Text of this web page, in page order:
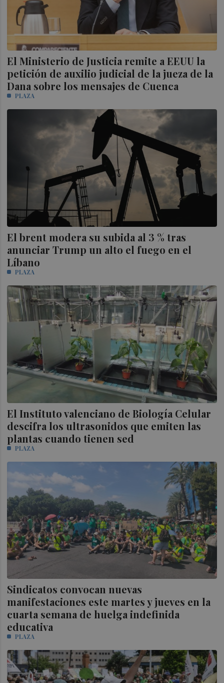
El Ministerio de Justicia remite a EEUU la
petición de auxilio judicial de la jueza de la
Dana sobre los mensajes de Cuenca
PLAZA
El brent modera su subida al 3 % tras
anunciar Trump un alto el fuego en el
Líbano
PLAZA
El Instituto valenciano de Biología Celular
descifra los ultrasonidos que emiten las
plantas cuando tienen sed
PLAZA
Sindicatos convocan nuevas
manifestaciones este martes y jueves en la
cuarta semana de huelga indefinida
educativa
PLAZA